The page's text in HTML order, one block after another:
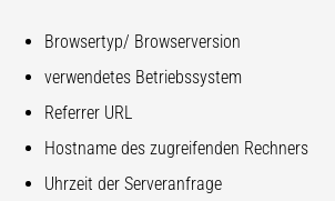
Browsertyp/ Browserversion
verwendetes Betriebssystem
Referrer URL
Hostname des zugreifenden Rechners
Uhrzeit der Serveranfrage